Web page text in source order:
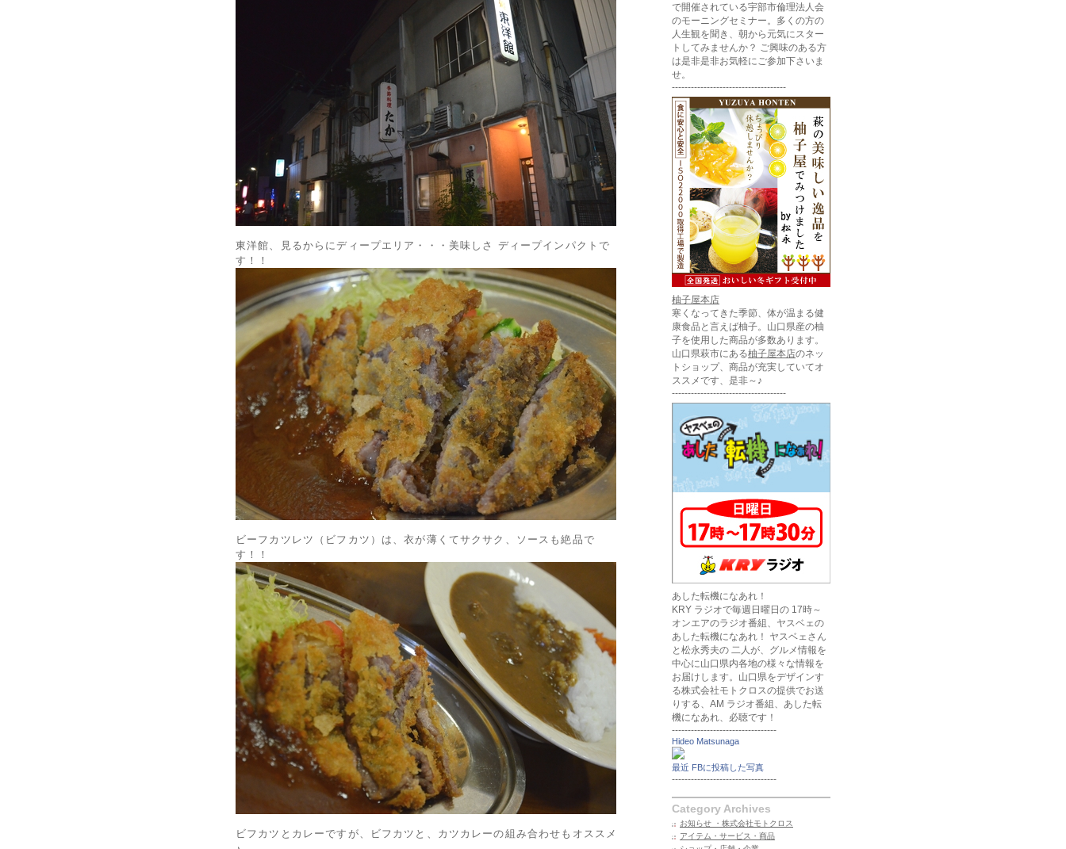
東洋館、見るからにディープエリア・・・美味しさ ディープインパクトで
す！！
ビーフカツレツ（ビフカツ）は、衣が薄くてサクサク、ソースも絶品で
す！！
ビフカツとカレーですが、ビフカツと、カツカレーの組み合わせもオススメ
で開催されている宇部市倫理法人会
のモーニングセミナー。多くの方の
人生観を聞き、朝から元気にスター
トしてみませんか？ ご興味のある方
は是非是非お気軽にご参加下さいま
せ。
------------------------------------
柚子屋本店
寒くなってきた季節、体が温まる健
康食品と言えば柚子。山口県産の柚
子を使用した商品が多数あります。
山口県萩市にある柚子屋本店のネッ
トショップ、商品が充実していてオ
ススメです、是非～♪
------------------------------------
あした転機になあれ！
KRY ラジオで毎週日曜日の 17時～
オンエアのラジオ番組、ヤスベェの
あした転機になあれ！ ヤスベェさん
と松永秀夫の 二人が、グルメ情報を
中心に山口県内各地の様々な情報を
お届けします。山口県をデザインす
る株式会社モトクロスの提供でお送
りする、AM ラジオ番組、あした転
機になあれ、必聴です！
---------------------------------
Hideo Matsunaga
最近 FBに投稿した写真
---------------------------------
Category Archives
お知らせ ・株式会社モトクロス
アイテム・サービス・商品